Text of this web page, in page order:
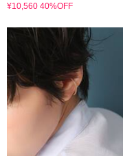
¥10,560 40%OFF